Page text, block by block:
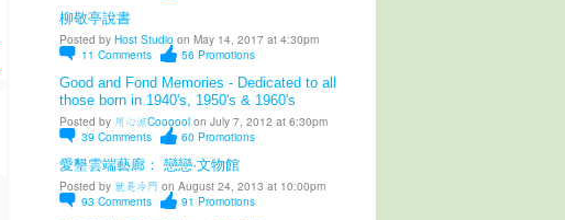
柳敬亭說書
Posted by Host Studioon May 14, 2017 at 4:30pm
11 Comments 56 Promotions
Good and Fond Memories - Dedicated to all
those born in 1940's, 1950's & 1960's
Posted by 用心涼Cooooolon July 7, 2012 at 6:30pm
39 Comments 60 Promotions
愛墾雲端藝廊： 戀戀·文物館
Posted by 就是冷門 on August 24, 2013 at 10:00pm
93 Comments 91 Promotions